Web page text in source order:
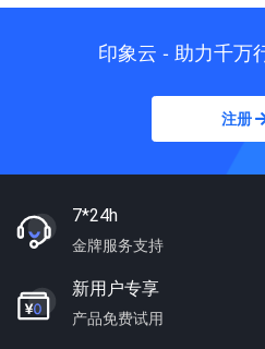
印象云 - 助力千万
注册
7*24h
金牌服务支持
新用户专享
产品免费试用